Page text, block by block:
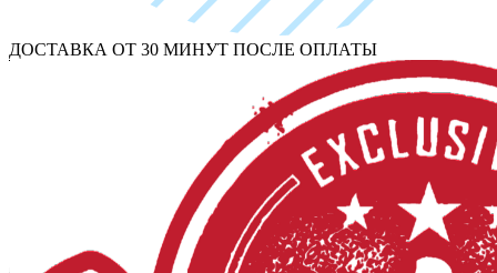
ДОСТАВКА ОТ 30 МИНУТ ПОСЛЕ ОПЛАТЫ